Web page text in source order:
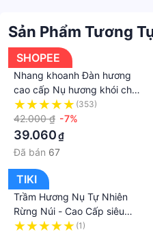
Sản Phẩm Tương
SHOPEE
Nhang khoanh Đàn hương
cao cấp Nụ hương khói chảy
ngược- Hương thác khói
trầm hương khói ngược
Hương chảy ngược
(353)
42.000 ₫ -7%
39.060₫
Đã bán 67
TIKI
Trầm Hương Nụ Tự Nhiên
Rừng Núi - Cao Cấp siêu
thơm
(1)